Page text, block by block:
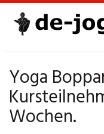
Yoga
Wochen.